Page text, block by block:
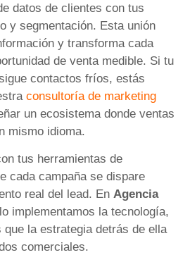
datos de clientes con tus
y segmentación. Esta unión
y transforma cada
de venta medible. Si tu
contactos fríos, estás
consultoría de marketing
un ecosistema donde ventas
mismo idioma.
tus herramientas de
cada campaña se dispare
real del lead. En Agencia
implementamos la tecnología,
que la estrategia detrás de ella
comerciales.